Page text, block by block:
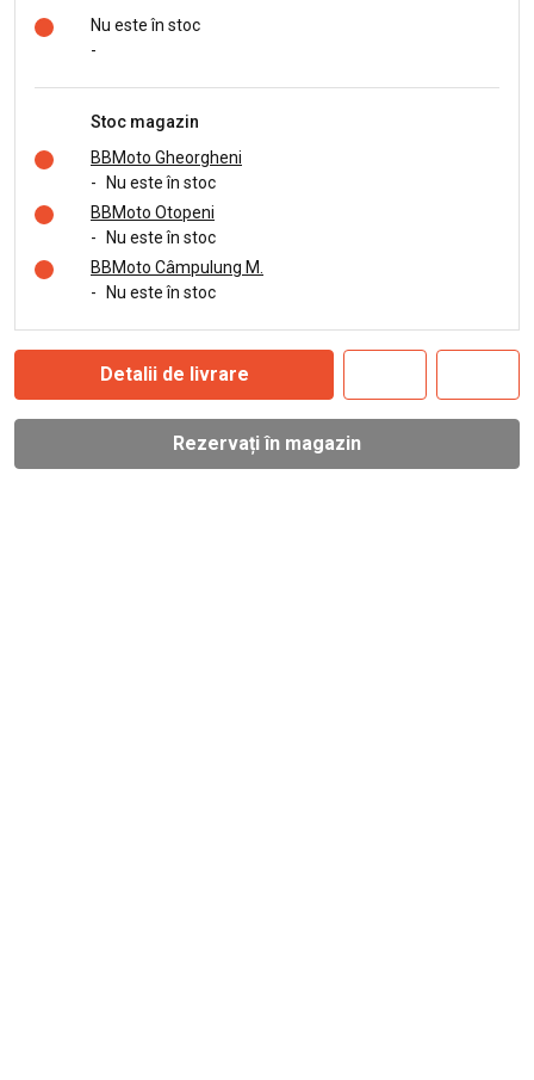
Nu este în stoc
-
Stoc magazin
BBMoto Gheorgheni
-
Nu este în stoc
BBMoto Otopeni
-
Nu este în stoc
BBMoto Câmpulung M.
-
Nu este în stoc
Detalii de livrare
Rezervați în magazin